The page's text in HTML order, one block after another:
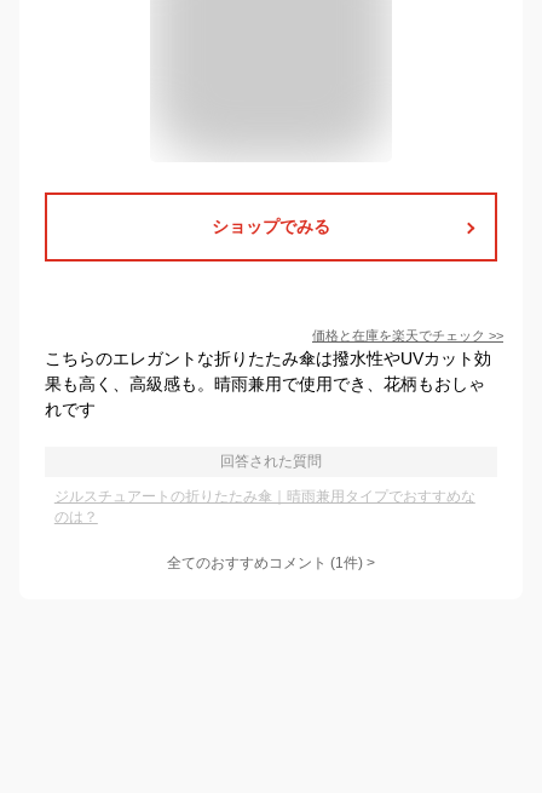
ショップでみる
価格と在庫を楽天でチェック >>
こちらのエレガントな折りたたみ傘は撥水性やUVカット効
果も高く、高級感も。晴雨兼用で使用でき、花柄もおしゃ
れです
回答された質問
ジルスチュアートの折りたたみ傘｜晴雨兼用タイプでおすすめな
のは？
全てのおすすめコメント (1件) >